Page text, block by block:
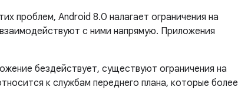
проблем, Android 8.0 налагает ограничения на
с ними напрямую. Приложения
бездействует, существуют ограничения на
к службам переднего плана, которые более